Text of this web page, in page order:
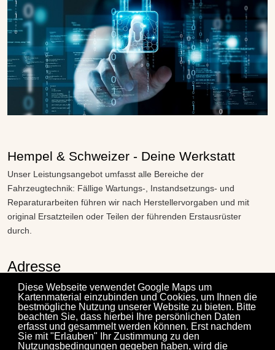
Diese Webseite verwendet Google Maps um
Kartenmaterial einzubinden und Cookies, um Ihnen die
bestmögliche Nutzung unserer Website zu bieten. Bitte
beachten Sie, dass hierbei Ihre persönlichen Daten
erfasst und gesammelt werden können. Erst nachdem
Sie mit "Erlauben" Ihr Zustimmung zu den
Nutzungsbedingungen gegeben haben, wird die
Hempel & Schweizer - Deine Werkstatt
Unser Leistungsangebot umfasst alle Bereiche der
Fahrzeugtechnik: Fällige Wartungs-, Instandsetzungs- und
Reparaturarbeiten führen wir nach Herstellervorgaben und mit
original Ersatzteilen oder Teilen der führenden Erstausrüster
durch.
Adresse
Weinstraße 24A
67147 Forst an der Weinstraße
Telefon: 06326-8650
info.forst@hempel-schweizer.de